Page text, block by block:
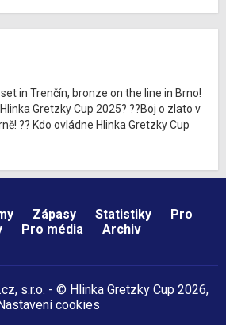
in Trenčín, bronze on the line in Brno!
Gretzky Cup 2025? ??Boj o zlato v
?? Kdo ovládne Hlinka Gretzky Cup
Zápasy Statistiky
Pro
Pro média Archiv
, s.r.o. - © Hlinka Gretzky Cup 2026,
Nastavení cookies